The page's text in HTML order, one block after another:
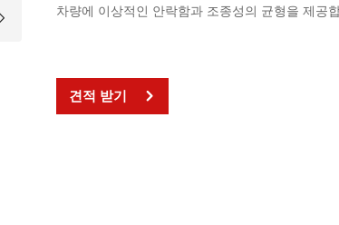
차량에 이상적인 안락함과 조종성의 균형을 제공
견적 받기